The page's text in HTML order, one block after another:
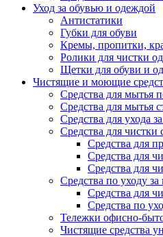
Уход за обувью и одеждой
Антистатики
Губки для обуви
Кремы, пропитки,
Ролики для чистки
Щетки для обуви и
Чистящие и моющие
Средства для мытья
Средства для мытья
Средства для ухода
Средства для чистки
Средства для
Средства для
Средства для
Средства по уходу
Средства для
Средства по
Тележки офисно-
Чистящие средства